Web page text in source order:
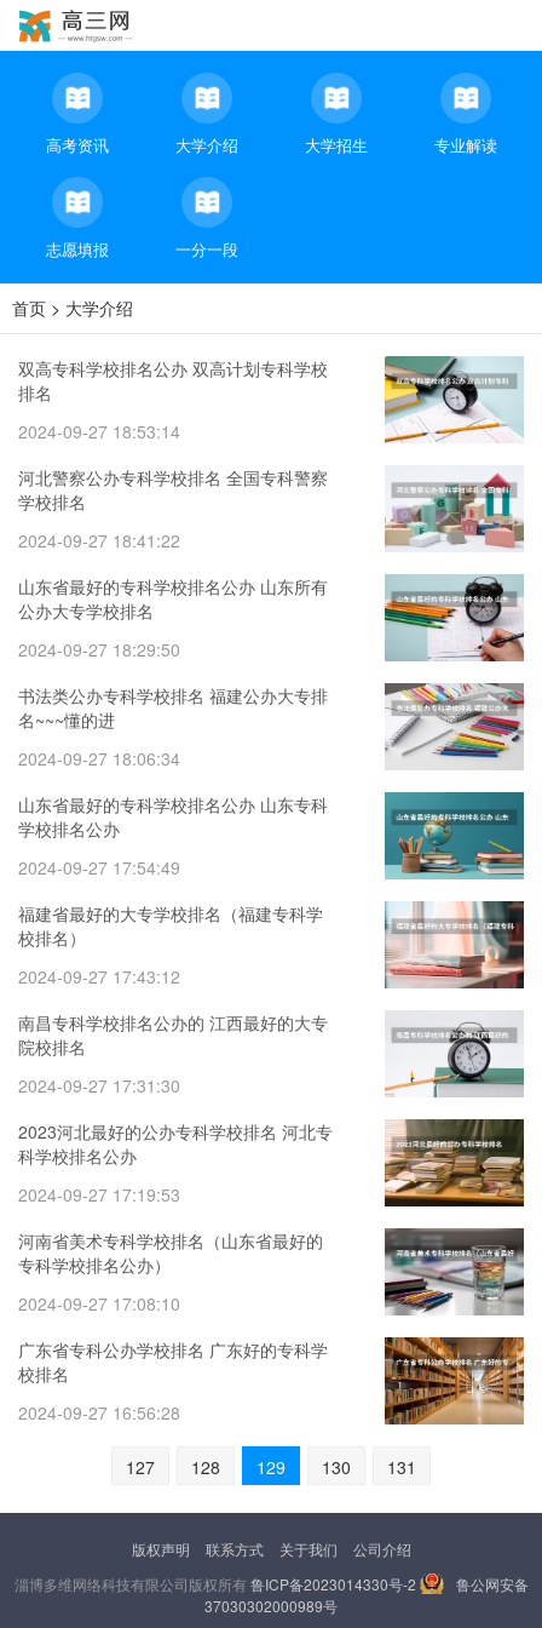
高考资讯 大学介绍 大学招生 专业解读
志愿填报 一分一段
首页 > 大学介绍
双高专科学校排名公办 双高计划专科学校
排名
2024-09-27 18:53:14
河北警察公办专科学校排名 全国专科警察
学校排名
2024-09-27 18:41:22
山东省最好的专科学校排名公办 山东所有
公办大专学校排名
2024-09-27 18:29:50
书法类公办专科学校排名 福建公办大专排
名~~~懂的进
2024-09-27 18:06:34
山东省最好的专科学校排名公办 山东专科
学校排名公办
2024-09-27 17:54:49
福建省最好的大专学校排名（福建专科学
校排名）
2024-09-27 17:43:12
南昌专科学校排名公办的 江西最好的大专
院校排名
2024-09-27 17:31:30
2023河北最好的公办专科学校排名 河北专
科学校排名公办
2024-09-27 17:19:53
河南省美术专科学校排名（山东省最好的
专科学校排名公办）
2024-09-27 17:08:10
广东省专科公办学校排名 广东好的专科学
校排名
2024-09-27 16:56:28
127 128 129 130 131
版权声明 联系方式 关于我们
公司介绍
淄博多维网络科技有限公司版权所有鲁ICP备2023014330号-2
鲁公网安备
37030302000989号